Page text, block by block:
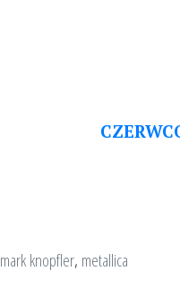
mark knopfler, metallica